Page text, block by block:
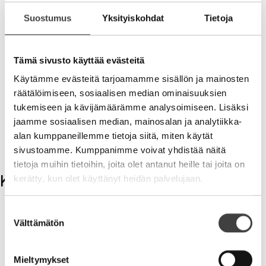
Suostumus Yksityiskohdat Tietoja
Tämä sivusto käyttää evästeitä
Käytämme evästeitä tarjoamamme sisällön ja mainosten
räätälöimiseen, sosiaalisen median ominaisuuksien
tukemiseen ja kävijämäärämme analysoimiseen. Lisäksi
jaamme sosiaalisen median, mainosalan ja analytiikka-
alan kumppaneillemme tietoja siitä, miten käytät
sivustoamme. Kumppanimme voivat yhdistää näitä
tietoja muihin tietoihin, joita olet antanut heille tai joita on
kerätty, kun olet käyttänyt heidän palvelujaan.
valinta
Välttämätön
Mieltymykset
sitä ei muista arjessa arvostaa. Hyvinvoinnin ainoa ja
ylivoimainen alusta on itsenäisyys, lupa valita ja
huomisesta.
Helppouden ja ylitsepursuavan
hyvinvoinnin keskellä on helppo narista ja
unohtaa, että kaikki hyvä rakennetaan
itsenäisen ajattelutavan jalustalle. Silti
itsenäinen ei ole itsekäs.
Kommentit